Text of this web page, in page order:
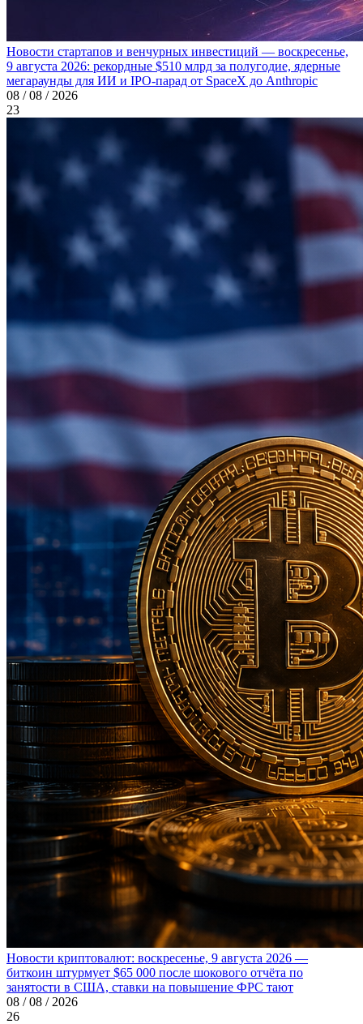
Новости стартапов и венчурных инвестиций — воскресенье,
9 августа 2026: рекордные $510 млрд за полугодие, ядерные
мегараунды для ИИ и IPO-парад от SpaceX до Anthropic
08 / 08 / 2026
23
Новости криптовалют: воскресенье, 9 августа 2026 —
биткоин штурмует $65 000 после шокового отчёта по
занятости в США, ставки на повышение ФРС тают
08 / 08 / 2026
26